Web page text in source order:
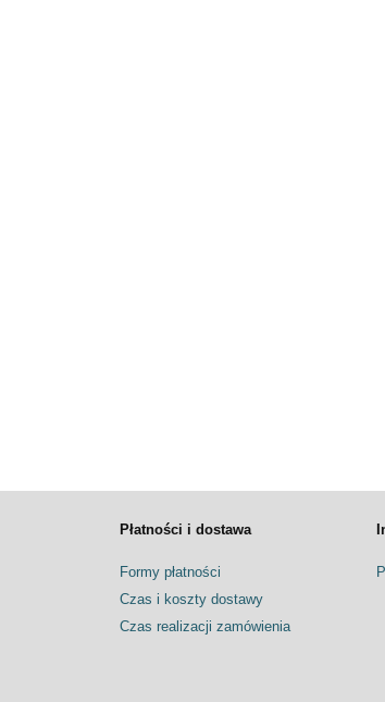
Płatności i dostawa
Formy płatności
Czas i koszty dostawy
Czas realizacji zamówienia